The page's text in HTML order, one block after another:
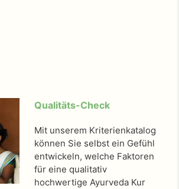
Qualitäts-Check
Mit unserem Kriterienkatalog
können Sie selbst ein Gefühl
entwickeln, welche Faktoren
für eine qualitativ
hochwertige Ayurveda Kur